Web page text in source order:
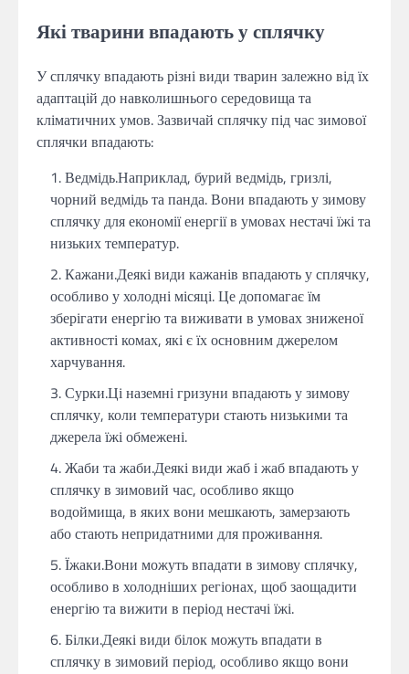
Які тварини впадають у сплячку
У сплячку впадають різні види тварин залежно від їх
адаптацій до навколишнього середовища та
кліматичних умов. Зазвичай сплячку під час зимової
сплячки впадають:
Ведмідь.Наприклад, бурий ведмідь, гризлі,
чорний ведмідь та панда. Вони впадають у зимову
сплячку для економії енергії в умовах нестачі їжі та
низьких температур.
Кажани.Деякі види кажанів впадають у сплячку,
особливо у холодні місяці. Це допомагає їм
зберігати енергію та виживати в умовах зниженої
активності комах, які є їх основним джерелом
харчування.
Сурки.Ці наземні гризуни впадають у зимову
сплячку, коли температури стають низькими та
джерела їжі обмежені.
Жаби та жаби.Деякі види жаб і жаб впадають у
сплячку в зимовий час, особливо якщо
водоймища, в яких вони мешкають, замерзають
або стають непридатними для проживання.
Їжаки.Вони можуть впадати в зимову сплячку,
особливо в холодніших регіонах, щоб заощадити
енергію та вижити в період нестачі їжі.
Білки.Деякі види білок можуть впадати в
сплячку в зимовий період, особливо якщо вони